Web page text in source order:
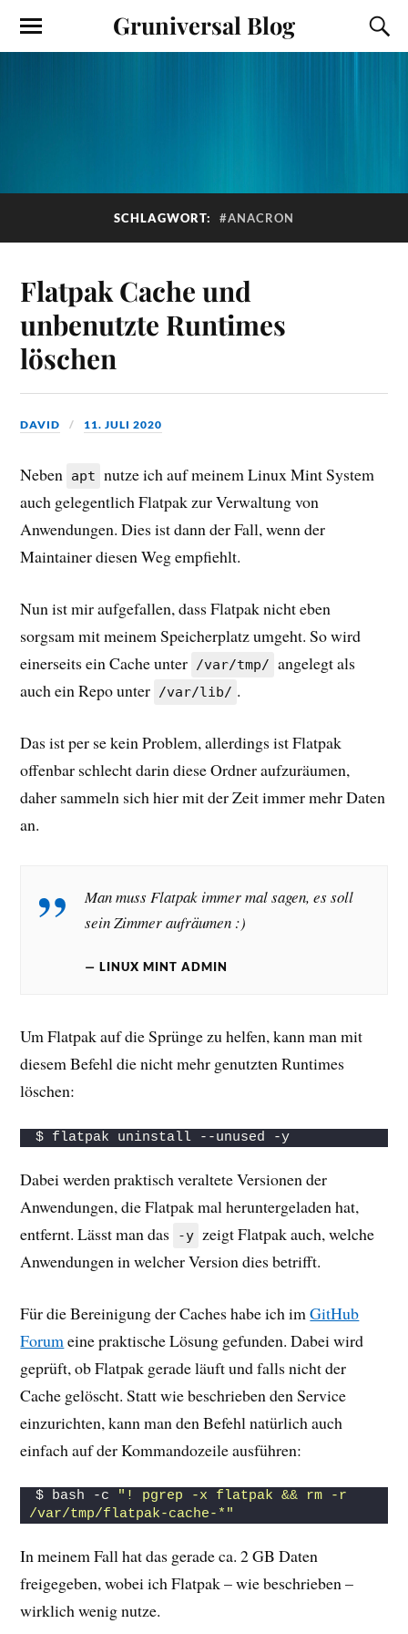
Gruniversal Blog
SCHLAGWORT: #ANACRON
Flatpak Cache und
unbenutzte Runtimes
löschen
DAVID 11. JULI 2020
Neben apt nutze ich auf meinem Linux Mint System
auch gelegentlich Flatpak zur Verwaltung von
Anwendungen. Dies ist dann der Fall, wenn der
Maintainer diesen Weg empfiehlt.
Nun ist mir aufgefallen, dass Flatpak nicht eben
sorgsam mit meinem Speicherplatz umgeht. So wird
einerseits ein Cache unter /var/tmp/ angelegt als
auch ein Repo unter /var/lib/ .
Das ist per se kein Problem, allerdings ist Flatpak
offenbar schlecht darin diese Ordner aufzuräumen,
daher sammeln sich hier mit der Zeit immer mehr Daten
an.
Man muss Flatpak immer mal sagen, es soll
sein Zimmer aufräumen :)
LINUX MINT ADMIN
Um Flatpak auf die Sprünge zu helfen, kann man mit
diesem Befehl die nicht mehr genutzten Runtimes
löschen:
$ flatpak uninstall --unused -y
Dabei werden praktisch veraltete Versionen der
Anwendungen, die Flatpak mal heruntergeladen hat,
entfernt. Lässt man das
-y zeigt Flatpak auch, welche
Anwendungen in welcher Version dies betrifft.
Für die Bereinigung der Caches habe ich imGitHub
Forum eine praktische Lösung gefunden. Dabei wird
geprüft, ob Flatpak gerade läuft und falls nicht der
Cache gelöscht. Statt wie beschrieben den Service
einzurichten, kann man den Befehl natürlich auch
einfach auf der Kommandozeile ausführen:
$ bash -c "! pgrep -x flatpak && rm -r
/var/tmp/flatpak-cache-*"
In meinem Fall hat das gerade ca. 2 GB Daten
freigegeben, wobei ich Flatpak – wie beschrieben –
wirklich wenig nutze.